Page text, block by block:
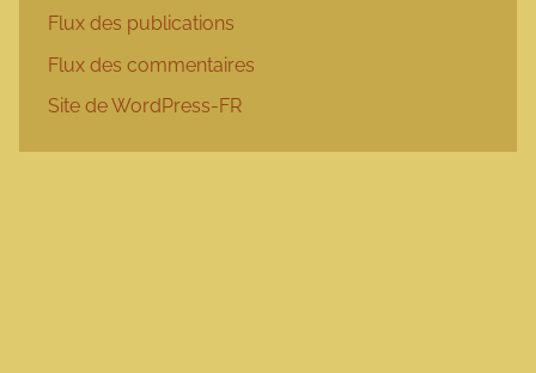
Flux des publications
Flux des commentaires
Site de WordPress-FR